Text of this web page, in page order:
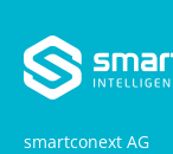
smartconext AG